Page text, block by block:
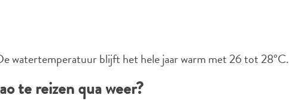
watertemperatuur blijft het hele jaar warm met 26 tot 28°C.
te reizen qua weer?